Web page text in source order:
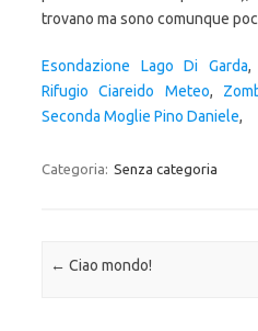
Esondazione Lago Di Garda,
Rifugio Ciareido Meteo,
Seconda Moglie Pino Daniele,
Categoria: Senza categoria
Navigazione articolo
← Ciao mondo!